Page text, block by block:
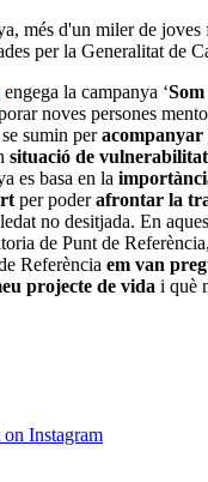
més d'un miler de joves
per la Generalitat de
engega la campanya ‘
noves persones
sumin peracompanyar
situació de vulnerabilitat
es basa en la
per poderafrontar la
no desitjada. En
de Punt de
Referència em van
projecte de vida i què
Instagram